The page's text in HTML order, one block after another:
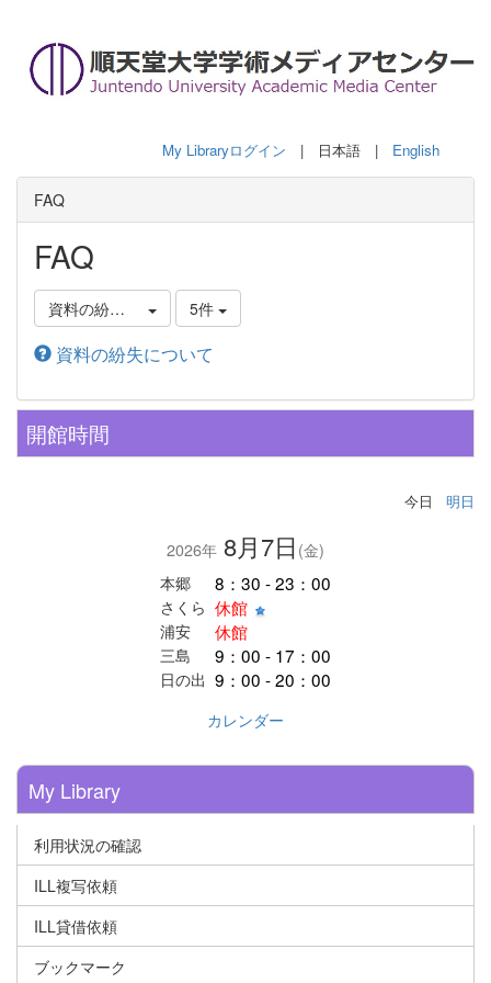
My Libraryログイン | 日本語 | English
FAQ
FAQ
資料の紛失について 5件
資料の紛失について
開館時間
今日 明日
2026年 8月7日 (金)
本郷
8：30 - 23：00
さくら 休館
浦安 休館
三島 9：00 - 17：00
日の出 9：00 - 20：00
カレンダー
My Library
利用状況の確認
ILL複写依頼
ILL貸借依頼
ブックマーク